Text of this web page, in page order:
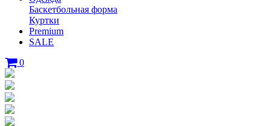
Баскетбольная форма
Куртки
Premium
SALE
0